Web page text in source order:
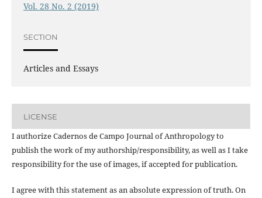
Vol. 28 No. 2 (2019)
SECTION
Articles and Essays
LICENSE
I authorize Cadernos de Campo Journal of Anthropology to
publish the work of my authorship/responsibility, as well as I take
responsibility for the use of images, if accepted for publication.
I agree with this statement as an absolute expression of truth. On